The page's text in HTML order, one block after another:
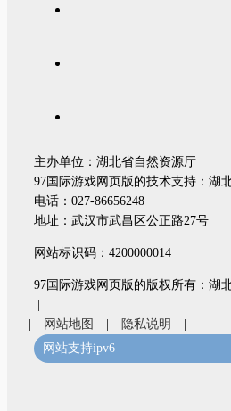
主办单位：湖北省自然资源厅
97国际游戏网页版的技术支持：湖
电话：027-86656248
地址：武汉市武昌区公正路27号
网站标识码：4200000014
97国际游戏网页版的版权所有：湖
|
|
网站地图 | 隐私说明
|
网站支持ipv6